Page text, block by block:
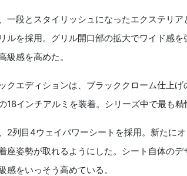
一段とスタイリッシュになったエクステリ
ルを採用。グリル開口部の拡大でワイド感
級感を高めた。
クエディションは、ブラッククローム仕上
18インチアルミを装着。シリーズ中で最も精
2列目4ウェイパワーシートを採用。新たに
座姿勢が取れるようにした。シート自体の
感をいっそう高めている。